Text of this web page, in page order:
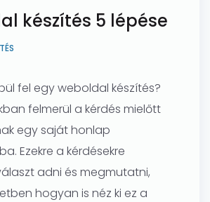
készítés 5 lépése
fel egy weboldal készítés?
felmerül a kérdés mielőtt
egy saját honlap
Ezekre a kérdésekre
adni és megmutatni,
hogyan is néz ki ez a